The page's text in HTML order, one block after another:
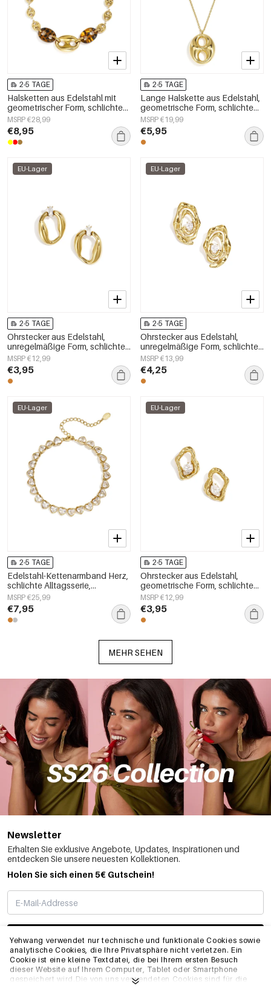
Yehwang verwendet nur technische und funktionale Cookies sowie
analytische Cookies, die Ihre Privatsphäre nicht verletzen. Ein
Cookie ist eine kleine Textdatei, die bei Ihrem ersten Besuch
dieser Website auf Ihrem Computer, Tablet oder Smartphone
gespeichert wird.Die von uns verwendeten Cookies sind für die
2-5 TAGE
Halsketten aus Edelstahl mit
geometrischer Form, schlichte
Alltags-Serie, Damenschmuck
MSRP €28,99
€8,95
2-5 TAGE
Lange Halskette aus Edelstahl,
geometrische Form, schlichte
Alltags-Serie, Damenschmuck
MSRP €19,99
€5,95
EU-Lager
2-5 TAGE
Ohrstecker aus Edelstahl,
unregelmäßige Form, schlichte
Alltags-Serie, Damenschmuck
MSRP €12,99
€3,95
EU-Lager
2-5 TAGE
Ohrstecker aus Edelstahl,
unregelmäßige Form, schlichte
Alltags-Serie, Damenschmuck
MSRP €13,99
€4,25
EU-Lager
2-5 TAGE
Edelstahl-Kettenarmband Herz,
schlichte Alltagsserie,
Damenschmuck
MSRP €25,99
€7,95
EU-Lager
2-5 TAGE
Ohrstecker aus Edelstahl,
geometrische Form, schlichte
Alltags-Serie, Damenschmuck
MSRP €12,99
€3,95
MEHR SEHEN
Newsletter
Erhalten Sie exklusive Angebote, Updates, Inspirationen und
entdecken Sie unsere neuesten Kollektionen.
Holen Sie sich einen 5€ Gutschein!
ABONNIEREN
INFO